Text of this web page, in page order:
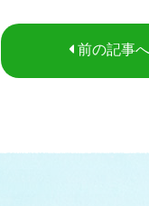
前の記事へ